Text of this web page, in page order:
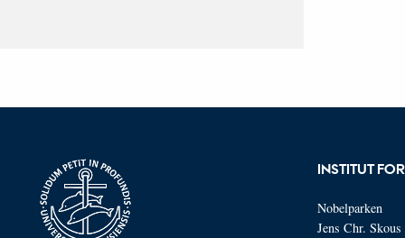
INSTITUT
Nobelparken
Jens Chr.